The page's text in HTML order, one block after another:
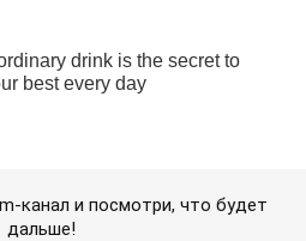
канал и посмотри, что будет
дальше!